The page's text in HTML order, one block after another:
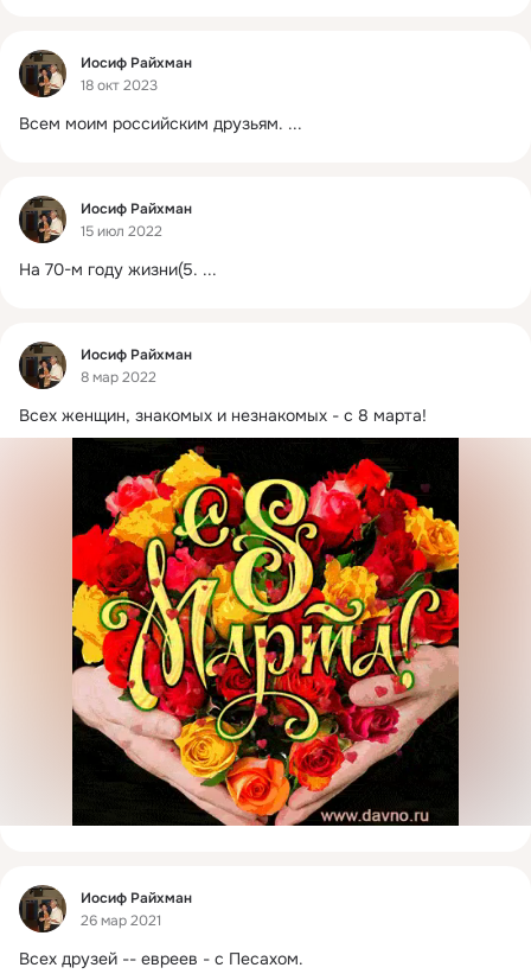
Фид
Иосиф Райхман
18 окт 2023
Всем моим российским друзьям. ...
Фид
Иосиф Райхман
15 июл 2022
На 70-м году жизни(5. ...
Фид
Иосиф Райхман
8 мар 2022
Всех женщин, знакомых и незнакомых - с 8 марта!
Фид
Иосиф Райхман
26 мар 2021
Всех друзей -- евреев - с Песахом.